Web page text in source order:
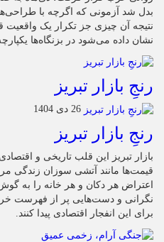
بدل شد آزمونی که اگرچه با
نتیجه آن چیزی جز تکرار یک واقعیت
نشان داده می‌شود در بزنگاه‌ها
رنجِ بازار تبریز
26 دی 1404
رنجِ بازار تبریز
بازار تبریز این قلب تاریخی و
قیمت‌ها مانند آتشی سوزان زندگی
اعتراض هر دکان و هر خانه را به
نگرانی و دست‌هایی پر از فهرست
برای این انفجار اقتصادی پیدا کنند.